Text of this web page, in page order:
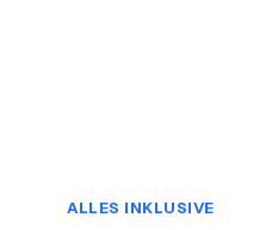
ALLES INKLUSIVE